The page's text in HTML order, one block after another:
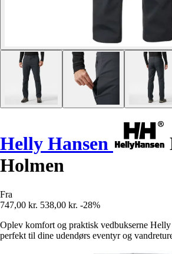
Helly Hansen
Holmen
Fra
747,00 kr. 538,00 kr. -28%
Oplev komfort og praktisk vedbukserne
perfekt til dine udendørs eventyr og